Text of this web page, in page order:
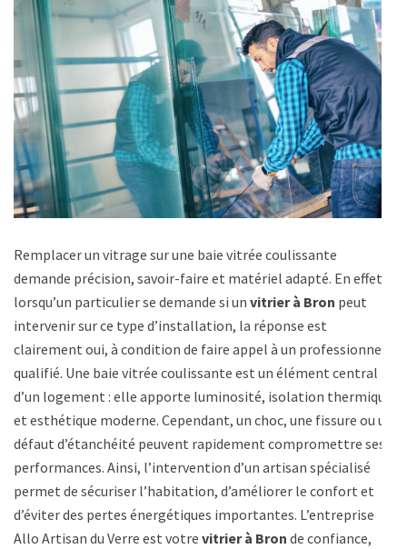
Remplacer un vitrage sur une baie vitrée coulissante
demande précision, savoir-faire et matériel adapté. En effet,
lorsqu’un particulier se demande si un vitrier à Bron peut
intervenir sur ce type d’installation, la réponse est
clairement oui, à condition de faire appel à un professionnel
qualifié. Une baie vitrée coulissante est un élément central
d’un logement : elle apporte luminosité, isolation thermique
et esthétique moderne. Cependant, un choc, une fissure ou un
défaut d’étanchéité peuvent rapidement compromettre ses
performances. Ainsi, l’intervention d’un artisan spécialisé
permet de sécuriser l’habitation, d’améliorer le confort et
d’éviter des pertes énergétiques importantes. L’entreprise
Allo Artisan du Verre est votre vitrier à Bron de confiance,